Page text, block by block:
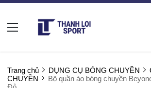
Trang chủ DỤNG CỤ BÓNG CHUYỀN
CHUYỀN
Bộ quần áo bóng chuyền